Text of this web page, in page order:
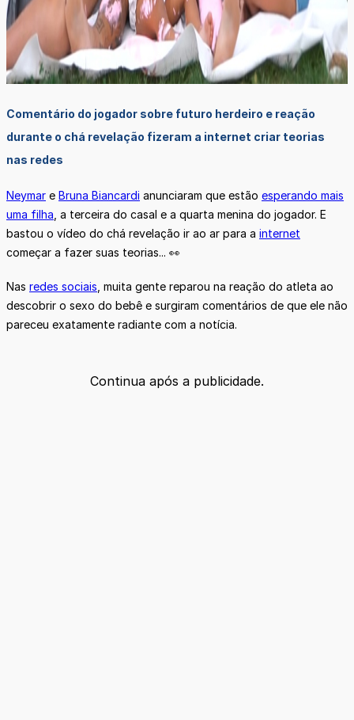
Comentário do jogador sobre futuro herdeiro e reação
durante o chá revelação fizeram a internet criar teorias
nas redes
Neymar e Bruna Biancardi anunciaram que estão esperando mais
uma filha , a terceira do casal e a quarta menina do jogador. E
bastou o vídeo do chá revelação ir ao ar para a internet
começar a fazer suas teorias... 👀
Nas redes sociais , muita gente reparou na reação do atleta ao
descobrir o sexo do bebê e surgiram comentários de que ele não
pareceu exatamente radiante com a notícia.
Continua após a publicidade.